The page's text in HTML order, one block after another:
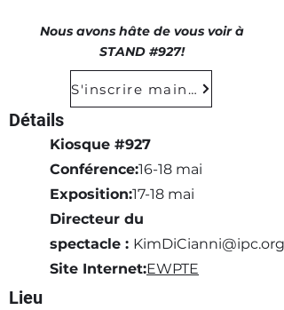
Nous avons hâte de vous voir à
STAND #927!
S'inscrire maintenant
Détails
Kiosque #927
Conférence:16-18 mai
Exposition:17-18 mai
Directeur du
spectacle : KimDiCianni@ipc.org
Site Internet:EWPTE
Lieu